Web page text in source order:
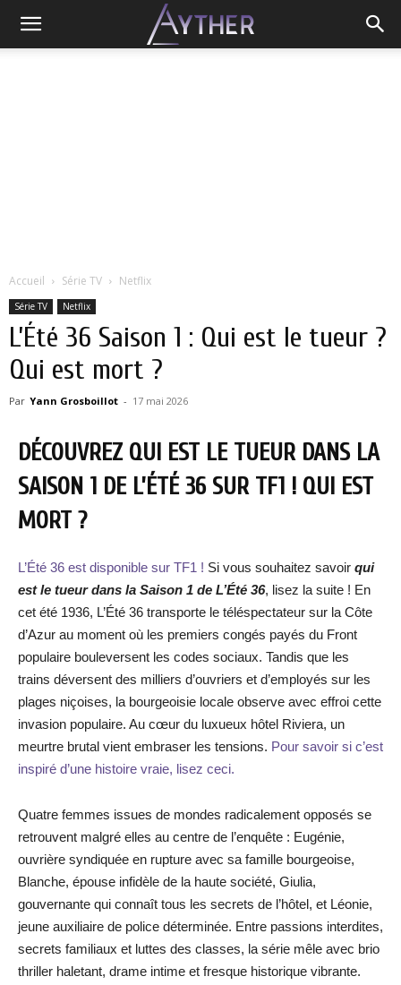
Accueil Série TV Netflix
Série TV Netflix
L’Été 36 Saison 1 : Qui est le tueur ?
Qui est mort ?
Par Yann Grosboillot - 17 mai 2026
DÉCOUVREZ QUI EST LE TUEUR DANS LA
SAISON 1 DE L’ÉTÉ 36 SUR TF1 ! QUI EST
MORT ?
L’Été 36 est disponible sur TF1 ! Si vous souhaitez savoir qui
est le tueur dans la Saison 1 de L’Été 36, lisez la suite ! En
cet été 1936, L’Été 36 transporte le téléspectateur sur la Côte
d’Azur au moment où les premiers congés payés du Front
populaire bouleversent les codes sociaux. Tandis que les
trains déversent des milliers d’ouvriers et d’employés sur les
plages niçoises, la bourgeoisie locale observe avec effroi cette
invasion populaire. Au cœur du luxueux hôtel Riviera, un
meurtre brutal vient embraser les tensions. Pour savoir si c’est
inspiré d’une histoire vraie, lisez ceci.
Quatre femmes issues de mondes radicalement opposés se
retrouvent malgré elles au centre de l’enquête : Eugénie,
ouvrière syndiquée en rupture avec sa famille bourgeoise,
Blanche, épouse infidèle de la haute société, Giulia,
gouvernante qui connaît tous les secrets de l’hôtel, et Léonie,
jeune auxiliaire de police déterminée. Entre passions interdites,
secrets familiaux et luttes des classes, la série mêle avec brio
thriller haletant, drame intime et fresque historique vibrante.